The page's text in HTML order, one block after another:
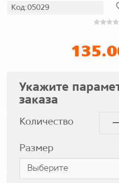
Код:05029
Укажите
заказа
Количество
Размер